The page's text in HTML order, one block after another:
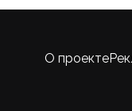
О проекте